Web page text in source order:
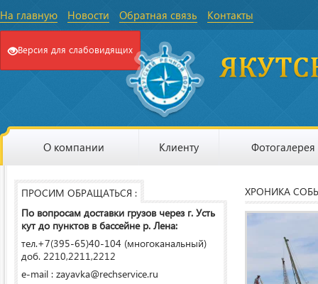
На главную Новости Обратная связь Контакты
Версия для слабовидящих
О компании Клиенту Фотогалерея
ПРОСИМ ОБРАЩАТЬСЯ :
По вопросам доставки грузов через г. Усть
кут до пунктов в бассейне р. Лена:
тел.+7(395-65)40-104 (многоканальный)
доб. 2210,2211,2212
e-mail : zayavka@rechservice.ru
ХРОНИКА